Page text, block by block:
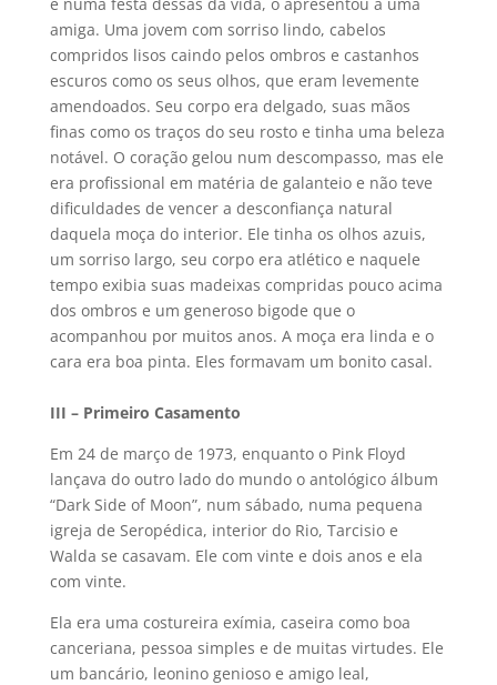
amiga. Uma jovem com sorriso lindo, cabelos
compridos lisos caindo pelos ombros e castanhos
escuros como os seus olhos, que eram levemente
amendoados. Seu corpo era delgado, suas mãos
finas como os traços do seu rosto e tinha uma beleza
notável. O coração gelou num descompasso, mas ele
era profissional em matéria de galanteio e não teve
dificuldades de vencer a desconfiança natural
daquela moça do interior. Ele tinha os olhos azuis,
um sorriso largo, seu corpo era atlético e naquele
tempo exibia suas madeixas compridas pouco acima
dos ombros e um generoso bigode que o
acompanhou por muitos anos. A moça era linda e o
cara era boa pinta. Eles formavam um bonito casal.
III – Primeiro Casamento
Em 24 de março de 1973, enquanto o Pink Floyd
lançava do outro lado do mundo o antológico álbum
“Dark Side of Moon”, num sábado, numa pequena
igreja de Seropédica, interior do Rio, Tarcisio e
Walda se casavam. Ele com vinte e dois anos e ela
com vinte.
Ela era uma costureira exímia, caseira como boa
canceriana, pessoa simples e de muitas virtudes. Ele
um bancário, leonino genioso e amigo leal,